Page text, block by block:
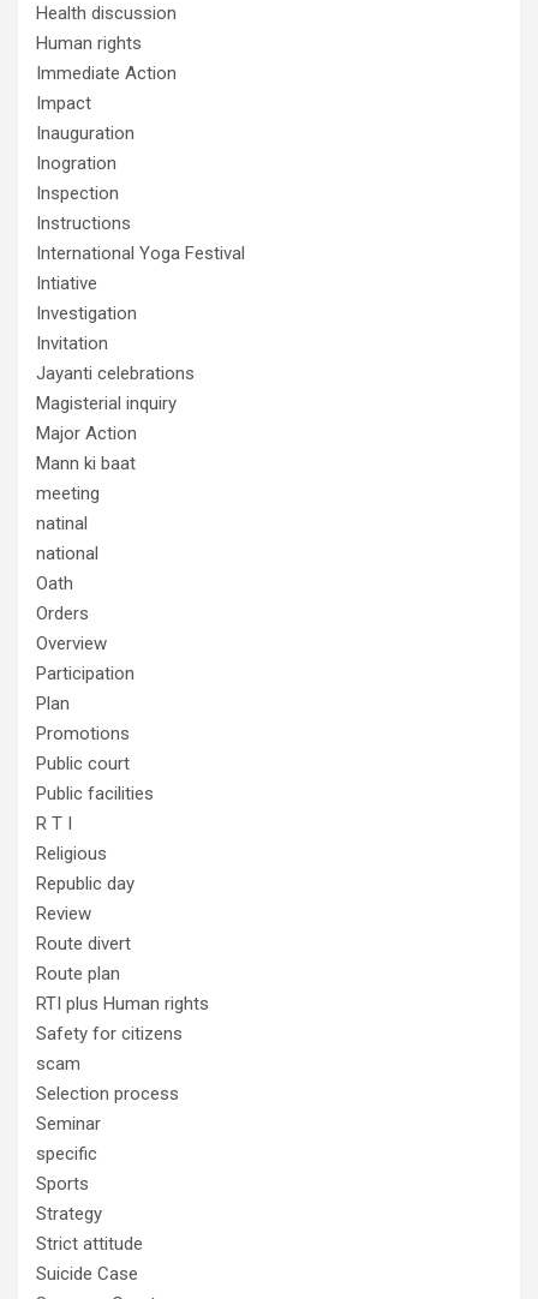
Health discussion
Human rights
Immediate Action
Impact
Inauguration
Inogration
Inspection
Instructions
International Yoga Festival
Intiative
Investigation
Invitation
Jayanti celebrations
Magisterial inquiry
Major Action
Mann ki baat
meeting
natinal
national
Oath
Orders
Overview
Participation
Plan
Promotions
Public court
Public facilities
R T I
Religious
Republic day
Review
Route divert
Route plan
RTI plus Human rights
Safety for citizens
scam
Selection process
Seminar
specific
Sports
Strategy
Strict attitude
Suicide Case